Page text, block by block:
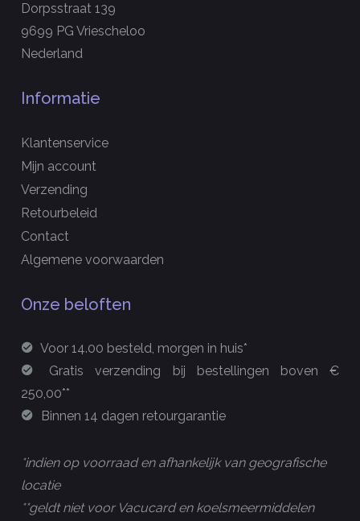
Dorpsstraat 139
9699 PG Vriescheloo
Nederland
Informatie
Klantenservice
Mijn account
Verzending
Retourbeleid
Contact
Algemene voorwaarden
Onze beloften
Voor 14.00 besteld, morgen in huis*
Gratis verzending bij bestellingen boven €
250,00**
Binnen 14 dagen retourgarantie
*indien op voorraad en afhankelijk van geografische
locatie
**geldt niet voor Vacucard en koelsmeermiddelen